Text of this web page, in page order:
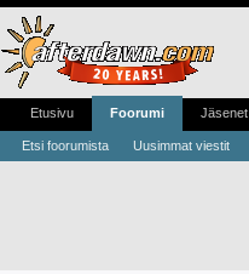
Etusivu Foorumi
Etsi foorumista Uusimmat viestit
Jäsenet